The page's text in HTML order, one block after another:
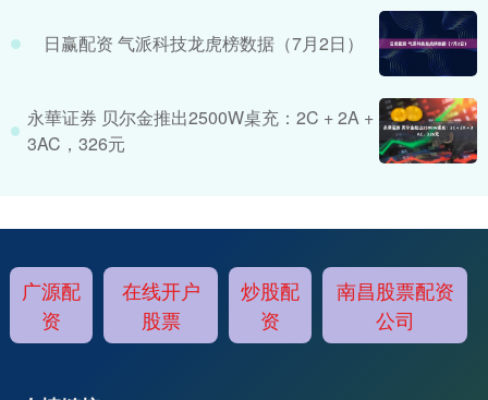
日赢配资 气派科技龙虎榜数据（7月2日）
永華证券 贝尔金推出2500W桌充：2C + 2A +
3AC，326元
广源配
资
在线开户
股票
炒股配
资
南昌股票配资
公司